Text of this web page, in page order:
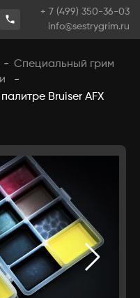
+ 7 (499) 350-36-03
info@sestrygrim.ru
- Специальный грим
-
Bruiser AFX